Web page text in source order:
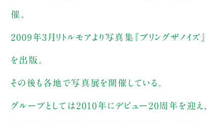
催。
2009年3月リトルモアより写真集『ブリングザノイズ』
を出版。
その後も各地で写真展を開催している。
グループとしては2010年にデビュー20周年を迎え、